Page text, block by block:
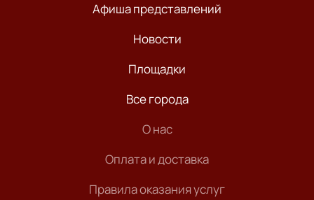
Афиша представлений
Новости
Площадки
Все города
О нас
Оплата и доставка
Правила оказания услуг